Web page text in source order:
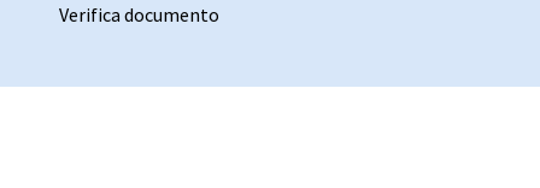
Verifica documento